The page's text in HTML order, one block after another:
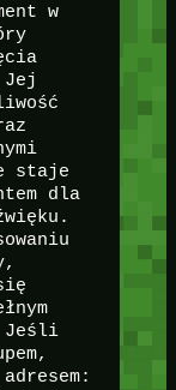
w
Jej
staje
dla
Jeśli